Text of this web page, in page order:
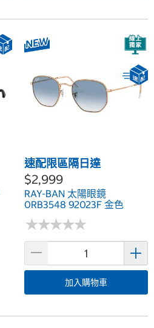
速配限區隔日達
$2,999
RAY-BAN 太陽眼鏡
0RB3548 92023F 金色
★★★★★
★★★★★
加入購物車